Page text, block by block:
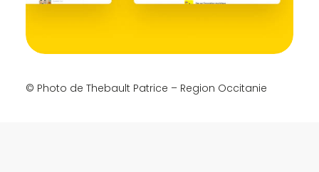
© Photo de Thebault Patrice – Region Occitanie